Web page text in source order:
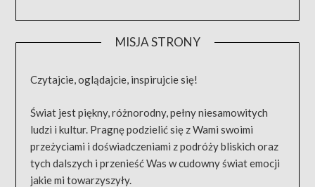
MISJA STRONY
Czytajcie, oglądajcie, inspirujcie się!
Świat jest piękny, różnorodny, pełny niesamowitych
ludzi i kultur. Pragnę podzielić się z Wami swoimi
przeżyciami i doświadczeniami z podróży bliskich oraz
tych dalszych i przenieść Was w cudowny świat emocji
jakie mi towarzyszyły.